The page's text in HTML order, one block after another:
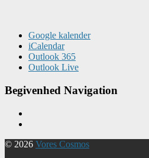
Google kalender
iCalendar
Outlook 365
Outlook Live
Begivenhed Navigation
© 2026 Vores Cosmos